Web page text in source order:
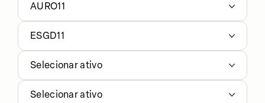
AURO11
ESGD11
Selecionar ativo
Selecionar ativo